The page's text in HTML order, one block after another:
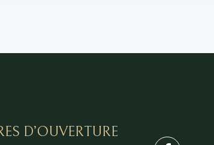
D’OUVERTURE